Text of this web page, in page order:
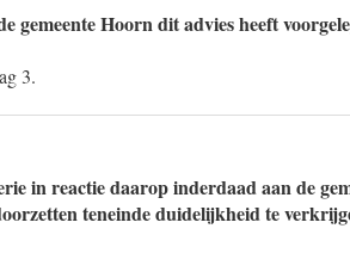
gemeente Hoorn dit advies heeft
3.
in reactie daarop inderdaad aan de
teneinde duidelijkheid te